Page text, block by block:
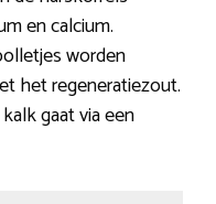
en calcium.
worden
het regeneratiezout.
gaat via een